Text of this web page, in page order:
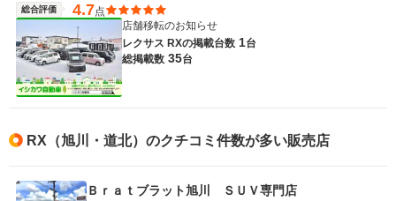
総合評価 4.7点
店舗移転のお知らせ
レクサス RXの掲載台数 1台
総掲載数 35台
RX（旭川・道北）のクチコミ件数が多い販売店
Ｂｒａｔブラット旭川 ＳＵＶ専門店